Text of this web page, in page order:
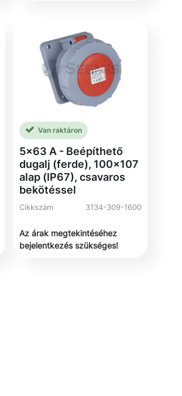
Van raktáron
5x63 A - Beépíthető
dugalj (ferde), 100x107
alap (IP67), csavaros
bekötéssel
Cikkszám 3134-309-1600
Az árak megtekintéséhez
bejelentkezés szükséges!